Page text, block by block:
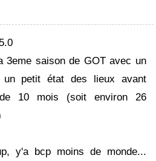
3eme saison de GOT avec un
petit état des lieux avant
de 10 mois (soit environ 26
y'a bcp moins de monde...